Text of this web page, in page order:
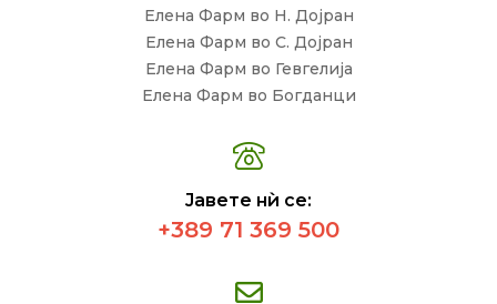
Елена Фарм во Н. Дојран
Елена Фарм во С. Дојран
Елена Фарм во Гевгелија
Елена Фарм во Богданци
Јавете нѝ се:
+389 71 369 500